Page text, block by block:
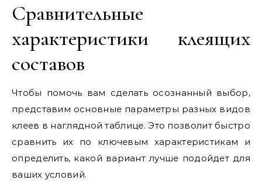
Сравнительные
характеристики клеящих
составов
Чтобы помочь вам сделать осознанный выбор,
представим основные параметры разных видов
клеев в наглядной таблице. Это позволит быстро
сравнить их по ключевым характеристикам и
определить, какой вариант лучше подойдет для
ваших условий.